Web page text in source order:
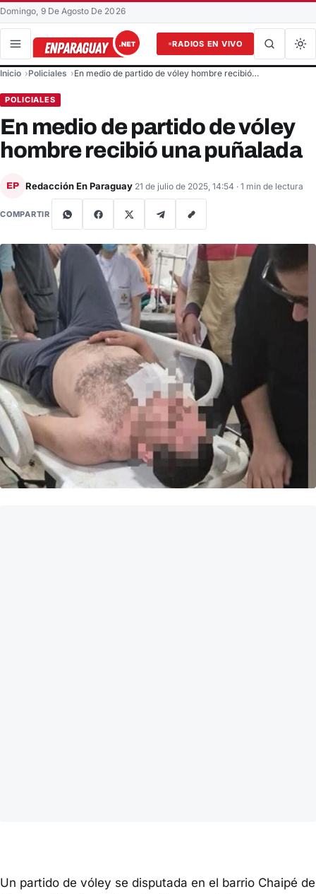
Domingo, 9 De Agosto De 2026
RADIOS EN VIVO
Buscar en el sitio
Inicio Policiales En medio de partido de vóley hombre recibió…
POLICIALES
En medio de partido de vóley
hombre recibió una puñalada
EP Redacción En Paraguay 21 de julio de 2025, 14:54 · 1 min de lectura
COMPARTIR
Un partido de vóley se disputada en el barrio Chaipé de